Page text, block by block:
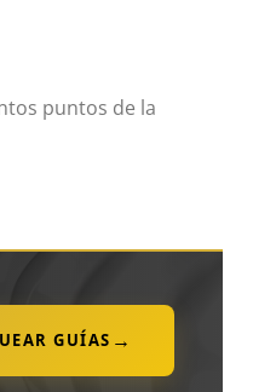
puntos de la
GUÍAS →